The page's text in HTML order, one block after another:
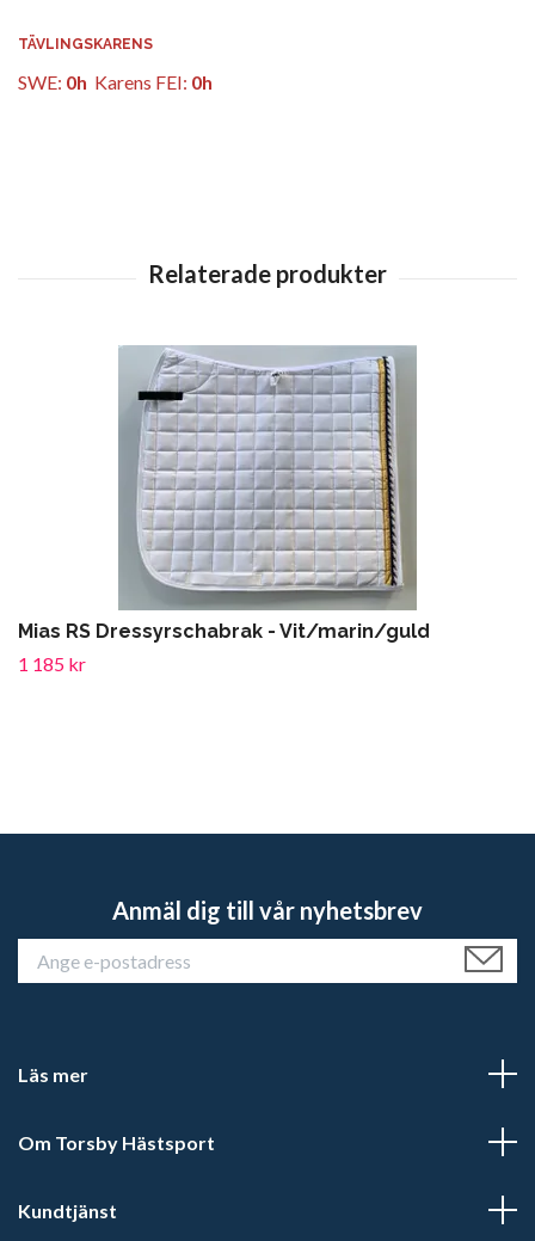
TÄVLINGSKARENS
SWE: 0h Karens FEI: 0h
Mias RS Dressyrschabrak - Vit/marin/guld
1 185 kr
Anmäl dig till vår nyhetsbrev
Läs mer
Om Torsby Hästsport
Kundtjänst